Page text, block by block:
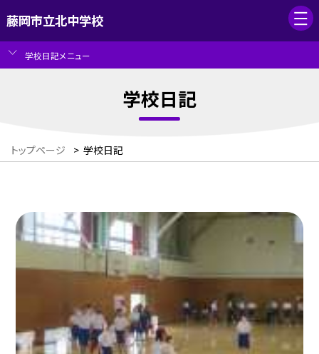
藤岡市立北中学校
学校日記メニュー
学校日記
トップページ > 学校日記